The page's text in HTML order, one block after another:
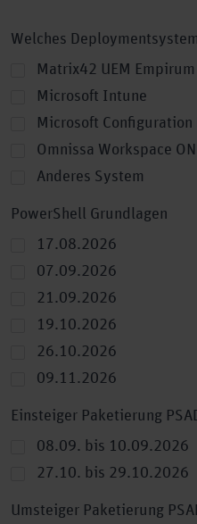
Welches
Matrix42 UEM Empirum
Microsoft Intune
Microsoft Configuration
Omnissa Workspace
Anderes System
PowerShell Grundlagen
17.08.2026
07.09.2026
21.09.2026
19.10.2026
26.10.2026
09.11.2026
Einsteiger Paketierung
08.09. bis 10.09.2026
27.10. bis 29.10.2026
Umsteiger Paketierung